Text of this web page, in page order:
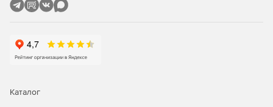
нескольких компьютеров, до распределенных интранет-
администрирование защиты файловых серверов и
серверов приложений (включая терминальные серверы),
Каталог